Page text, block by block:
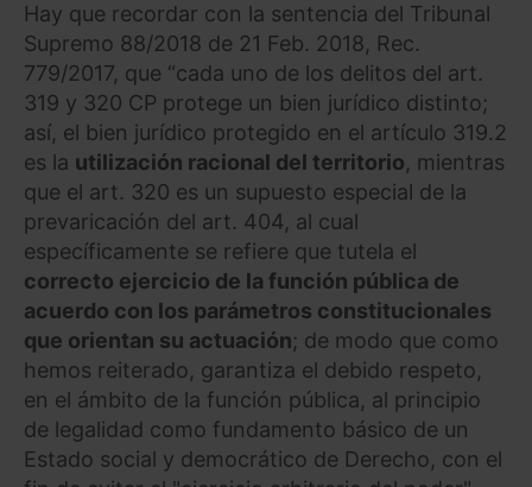
Hay que recordar con la sentencia del Tribunal
Supremo 88/2018 de 21 Feb. 2018, Rec.
779/2017, que “cada uno de los delitos del art.
319 y 320 CP protege un bien jurídico distinto;
así, el bien jurídico protegido en el artículo 319.2
es la utilización racional del territorio, mientras
que el art. 320 es un supuesto especial de la
prevaricación del art. 404, al cual
específicamente se refiere que tutela el
correcto ejercicio de la función pública de
acuerdo con los parámetros constitucionales
que orientan su actuación; de modo que como
hemos reiterado, garantiza el debido respeto,
en el ámbito de la función pública, al principio
de legalidad como fundamento básico de un
Estado social y democrático de Derecho, con el